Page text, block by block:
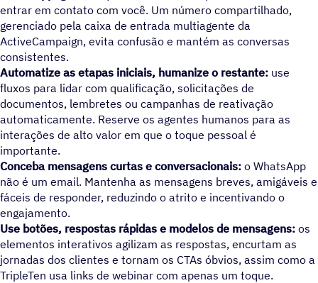
entrar em contato com você. Um número compartilhado,
gerenciado pela caixa de entrada multiagente da
ActiveCampaign, evita confusão e mantém as conversas
consistentes.
Automatize as etapas iniciais, humanize o restante: use
fluxos para lidar com qualificação, solicitações de
documentos, lembretes ou campanhas de reativação
automaticamente. Reserve os agentes humanos para as
interações de alto valor em que o toque pessoal é
importante.
Conceba mensagens curtas e conversacionais: o WhatsApp
não é um email. Mantenha as mensagens breves, amigáveis e
fáceis de responder, reduzindo o atrito e incentivando o
engajamento.
Use botões, respostas rápidas e modelos de mensagens: os
elementos interativos agilizam as respostas, encurtam as
jornadas dos clientes e tornam os CTAs óbvios, assim como a
TripleTen usa links de webinar com apenas um toque.